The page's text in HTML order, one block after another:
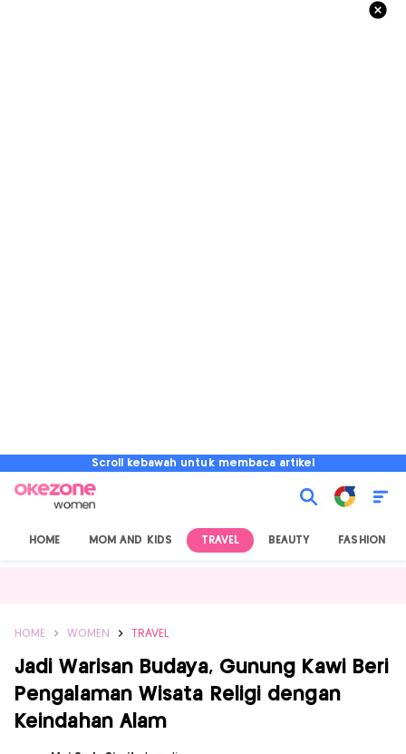
Scroll kebawah untuk membaca artikel
HOME MOM AND KIDS TRAVEL BEAUTY FASHION
HOME WOMEN TRAVEL
Jadi Warisan Budaya, Gunung Kawi Beri
Pengalaman Wisata Religi dengan
Keindahan Alam